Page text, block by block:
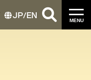
MENU
JP/EN